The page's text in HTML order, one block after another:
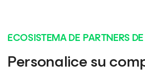
ECOSISTEMA DE PARTNERS
Personalice su